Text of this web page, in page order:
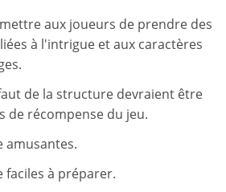
aux joueurs de prendre des
à l'intrigue et aux caractères
de la structure devraient être
de récompense du jeu.
amusantes.
faciles à préparer.